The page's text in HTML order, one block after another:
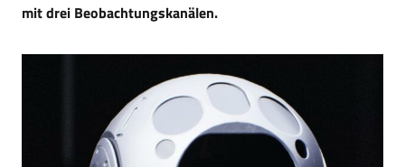
mit drei Beobachtungskanälen.